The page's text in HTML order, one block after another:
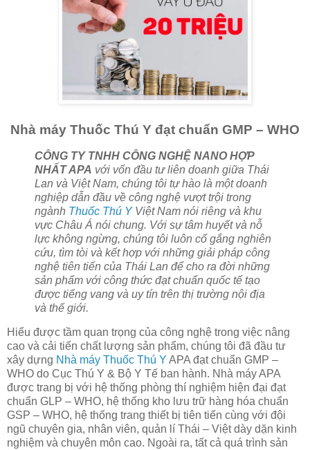
Nhà máy Thuốc Thú Y đạt chuẩn GMP – WHO
CÔNG TY TNHH CÔNG NGHỆ NANO HỢP
NHẤT APA với vốn đầu tư liên doanh giữa Thái
Lan và Việt Nam, chúng tôi tự hào là một doanh
nghiệp dẫn đầu về công nghệ vượt trội trong
ngành Thuốc Thú YViệt Nam nói riêng và khu
vực Châu Á nói chung. Với sự tâm huyết và nỗ
lực không ngừng, chúng tôi luôn cố gắng nghiên
cứu, tìm tòi và kết hợp với những giải pháp công
nghệ tiên tiến của Thái Lan để cho ra đời những
sản phẩm với công thức đạt chuẩn quốc tế tạo
được tiếng vang và uy tín trên thị trường nội địa
và thế giới.
Hiểu được tầm quan trọng của công nghệ trong việc nâng
cao và cải tiến chất lượng sản phẩm, chúng tôi đã đầu tư
xây dựng Nhà máy Thuốc Thú Y APA đạt chuẩn GMP –
WHO do Cục Thú Y & Bộ Y Tế ban hành. Nhà máy APA
được trang bị với hệ thống phòng thí nghiệm hiện đại đạt
chuẩn GLP – WHO, hệ thống kho lưu trữ hàng hóa chuẩn
GSP – WHO, hệ thống trang thiết bị tiên tiến cùng với đội
ngũ chuyên gia, nhân viên, quản lí Thái – Việt dày dặn kinh
nghiệm và chuyên môn cao. Ngoài ra, tất cả quá trình sản